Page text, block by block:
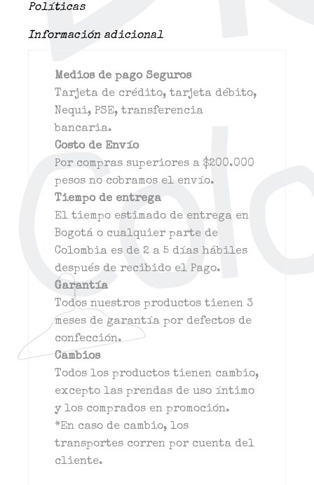
Políticas
Información adicional
Medios de pago Seguros
Tarjeta de crédito, tarjeta débito,
Nequi, PSE, transferencia
bancaria.
Costo de Envío
Por compras superiores a $200.000
pesos no cobramos el envío.
Tiempo de entrega
El tiempo estimado de entrega en
Bogotá o cualquier parte de
Colombia es de 2 a 5 días hábiles
después de recibido el Pago.
Garantía
Todos nuestros productos tienen 3
meses de garantía por defectos de
confección.
Cambios
Todos los productos tienen cambio,
excepto las prendas de uso íntimo
y los comprados en promoción.
*En caso de cambio, los
transportes corren por cuenta del
cliente.